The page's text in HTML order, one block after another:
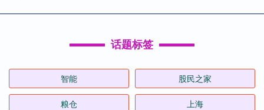
话题标签
智能 股民之家
粮仓 上海